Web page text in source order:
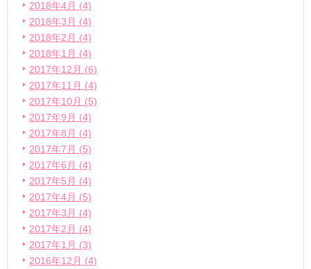
2018年4月 (4)
2018年3月 (4)
2018年2月 (4)
2018年1月 (4)
2017年12月 (6)
2017年11月 (4)
2017年10月 (5)
2017年9月 (4)
2017年8月 (4)
2017年7月 (5)
2017年6月 (4)
2017年5月 (4)
2017年4月 (5)
2017年3月 (4)
2017年2月 (4)
2017年1月 (3)
2016年12月 (4)